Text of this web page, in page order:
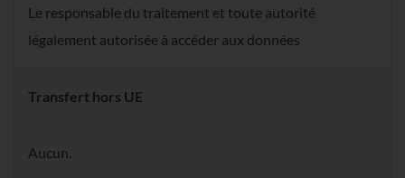
Le responsable du traitement et toute autorité
légalement autorisée à accéder aux données
Transfert hors UE
Aucun.